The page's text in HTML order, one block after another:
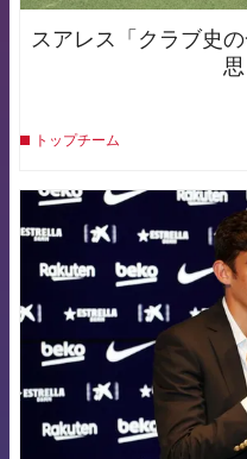
スアレス「クラブ史
思
トップチーム